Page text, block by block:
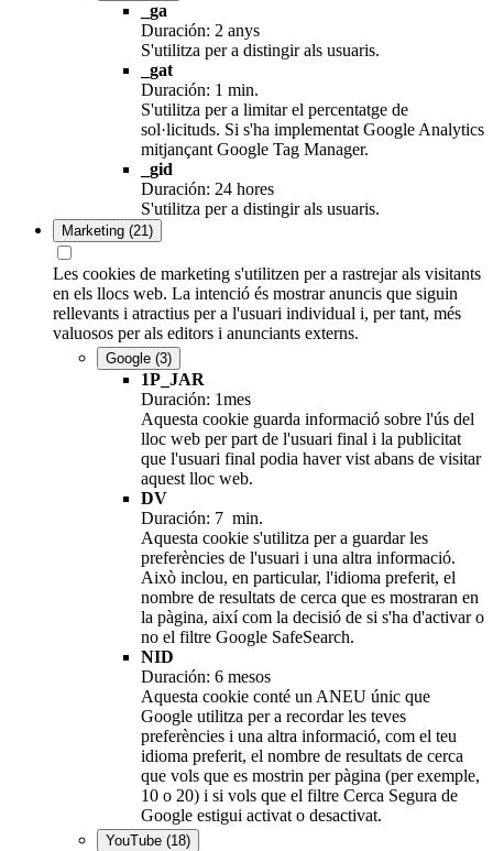
_ga
Duración: 2 anys
S'utilitza per a distingir als usuaris.
_gat
Duración: 1 min.
S'utilitza per a limitar el percentatge de
sol·licituds. Si s'ha implementat Google Analytics
mitjançant Google Tag Manager.
_gid
Duración: 24 hores
S'utilitza per a distingir als usuaris.
Marketing (21)
Les cookies de marketing s'utilitzen per a rastrejar als visitants
en els llocs web. La intenció és mostrar anuncis que siguin
rellevants i atractius per a l'usuari individual i, per tant, més
valuosos per als editors i anunciants externs.
Google (3)
1P_JAR
Duración: 1mes
Aquesta cookie guarda informació sobre l'ús del
lloc web per part de l'usuari final i la publicitat
que l'usuari final podia haver vist abans de visitar
aquest lloc web.
DV
Duración: 7 min.
Aquesta cookie s'utilitza per a guardar les
preferències de l'usuari i una altra informació.
Això inclou, en particular, l'idioma preferit, el
nombre de resultats de cerca que es mostraran en
la pàgina, així com la decisió de si s'ha d'activar o
no el filtre Google SafeSearch.
NID
Duración: 6 mesos
Aquesta cookie conté un ANEU únic que
Google utilitza per a recordar les teves
preferències i una altra informació, com el teu
idioma preferit, el nombre de resultats de cerca
que vols que es mostrin per pàgina (per exemple,
10 o 20) i si vols que el filtre Cerca Segura de
Google estigui activat o desactivat.
YouTube (18)